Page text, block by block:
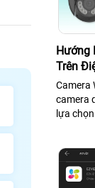
Hướng
Trên
Camera
camera
lựa